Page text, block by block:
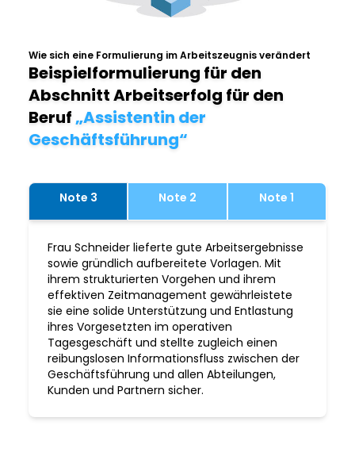
Wie sich eine Formulierung im Arbeitszeugnis verändert
Beispielformulierung für den
Abschnitt Arbeitserfolg für den
Beruf„Assistentin der
Geschäftsführung“
Note 3 Note 2 Note 1
Frau Schneider lieferte gute Arbeitsergebnisse
sowie gründlich aufbereitete Vorlagen. Mit
ihrem strukturierten Vorgehen und ihrem
effektiven Zeitmanagement gewährleistete
sie eine solide Unterstützung und Entlastung
ihres Vorgesetzten im operativen
Tagesgeschäft und stellte zugleich einen
reibungslosen Informationsfluss zwischen der
Geschäftsführung und allen Abteilungen,
Kunden und Partnern sicher.